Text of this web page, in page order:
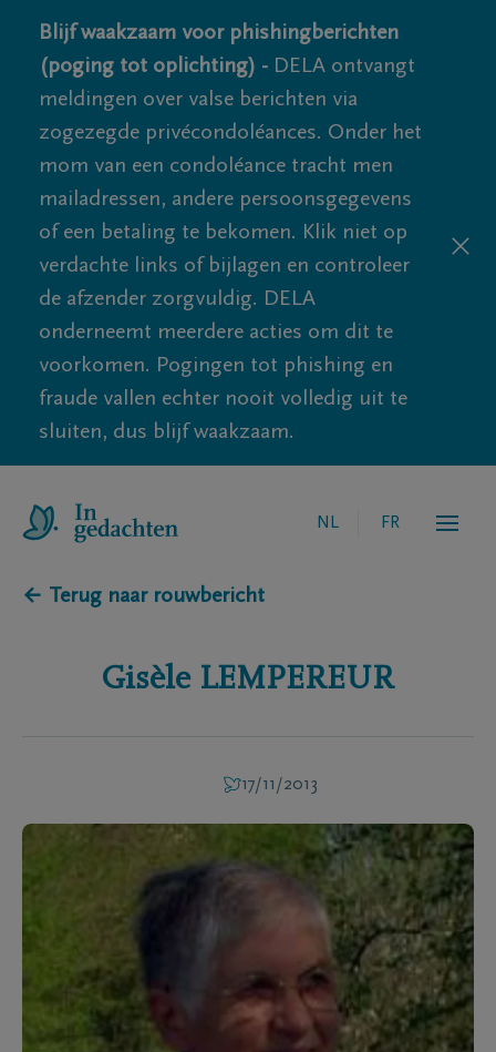
Blijf waakzaam voor phishingberichten
(poging tot oplichting) - DELA ontvangt
meldingen over valse berichten via
zogezegde privécondoléances. Onder het
mom van een condoléance tracht men
mailadressen, andere persoonsgegevens
of een betaling te bekomen. Klik niet op
verdachte links of bijlagen en controleer
de afzender zorgvuldig. DELA
onderneemt meerdere acties om dit te
voorkomen. Pogingen tot phishing en
fraude vallen echter nooit volledig uit te
sluiten, dus blijf waakzaam.
NL FR
← Terug naar rouwbericht
Gisèle LEMPEREUR
17/11/2013